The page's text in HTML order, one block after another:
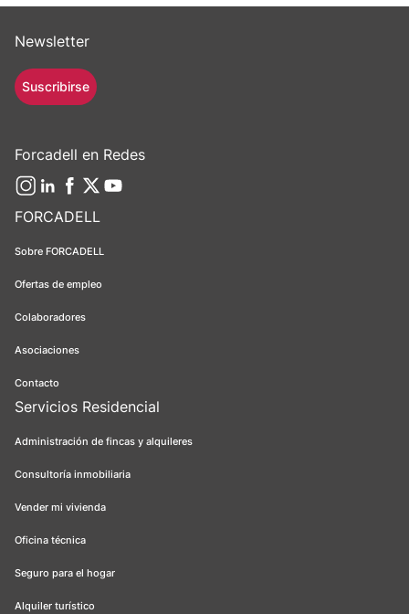
FORCADELL
Sobre FORCADELL
Ofertas de empleo
Colaboradores
Asociaciones
Contacto
Servicios Residencial
Administración de fincas y alquileres
Consultoría inmobiliaria
Vender mi vivienda
Oficina técnica
Seguro para el hogar
Alquiler turístico
Newsletter
Suscribirse
Forcadell en Redes